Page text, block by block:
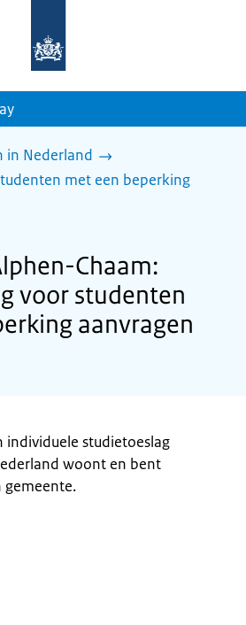
homepage
in Nederland
met een beperking
Chaam:
voor studenten
aanvragen
individuele studietoeslag
woont en bent
gemeente.